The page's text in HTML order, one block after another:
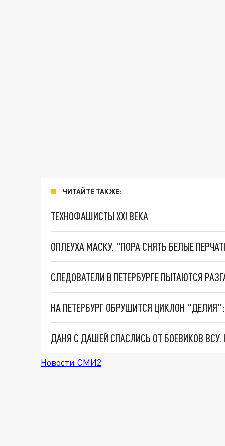
ЧИТАЙТЕ ТАКЖЕ:
ТЕХНОФАШИСТЫ XXI ВЕКА
ОПЛЕУХА МАСКУ. "ПОРА СНЯТЬ БЕЛЫЕ
ДАНЯ С ДАШЕЙ СПАСЛИСЬ ОТ БОЕВИКОВ
Новости СМИ2